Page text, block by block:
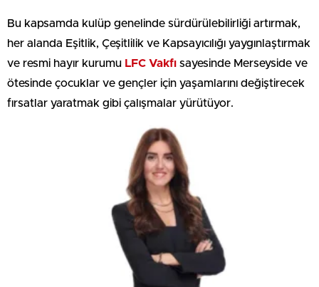
Bu kapsamda kulüp genelinde sürdürülebilirliği artırmak,
her alanda Eşitlik, Çeşitlilik ve Kapsayıcılığı yaygınlaştırmak
ve resmi hayır kurumu LFC Vakfı sayesinde Merseyside ve
ötesinde çocuklar ve gençler için yaşamlarını değiştirecek
fırsatlar yaratmak gibi çalışmalar yürütüyor.